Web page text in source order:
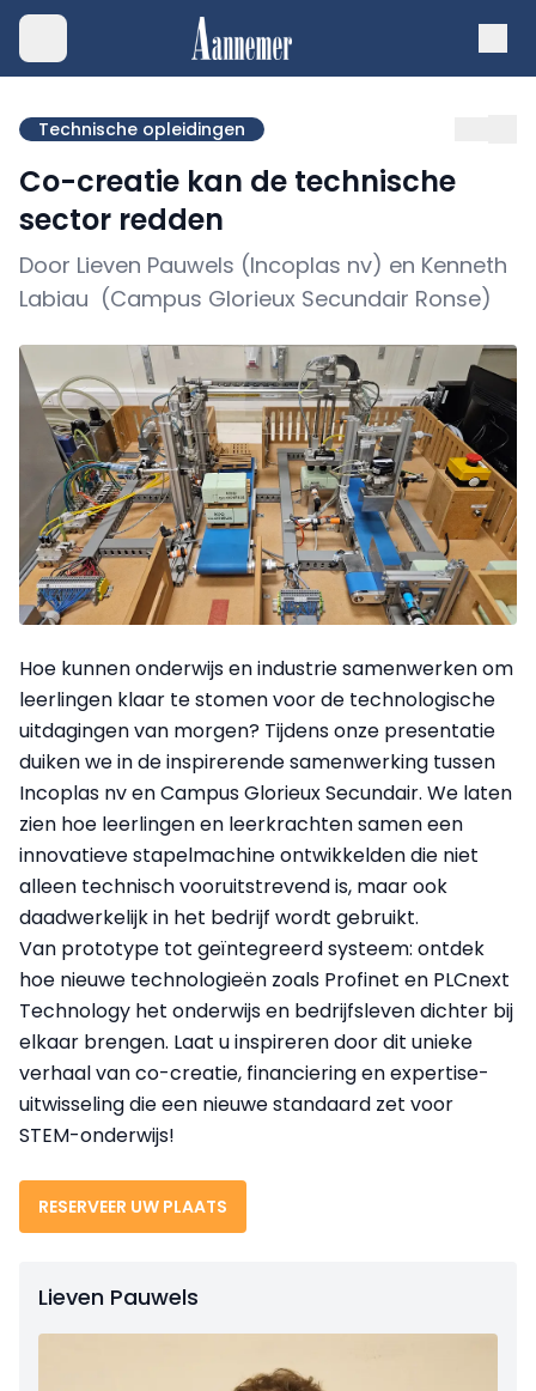
Technische opleidingen
Co-creatie kan de technische
sector redden
Door Lieven Pauwels (Incoplas nv) en Kenneth
Labiau (Campus Glorieux Secundair Ronse)
Hoe kunnen onderwijs en industrie samenwerken om
leerlingen klaar te stomen voor de technologische
uitdagingen van morgen? Tijdens onze presentatie
duiken we in de inspirerende samenwerking tussen
Incoplas nv en Campus Glorieux Secundair. We laten
zien hoe leerlingen en leerkrachten samen een
innovatieve stapelmachine ontwikkelden die niet
alleen technisch vooruitstrevend is, maar ook
daadwerkelijk in het bedrijf wordt gebruikt.
Van prototype tot geïntegreerd systeem: ontdek
hoe nieuwe technologieën zoals Profinet en PLCnext
Technology het onderwijs en bedrijfsleven dichter bij
elkaar brengen. Laat u inspireren door dit unieke
verhaal van co-creatie, financiering en expertise-
uitwisseling die een nieuwe standaard zet voor
STEM-onderwijs!
RESERVEER UW PLAATS
Lieven Pauwels